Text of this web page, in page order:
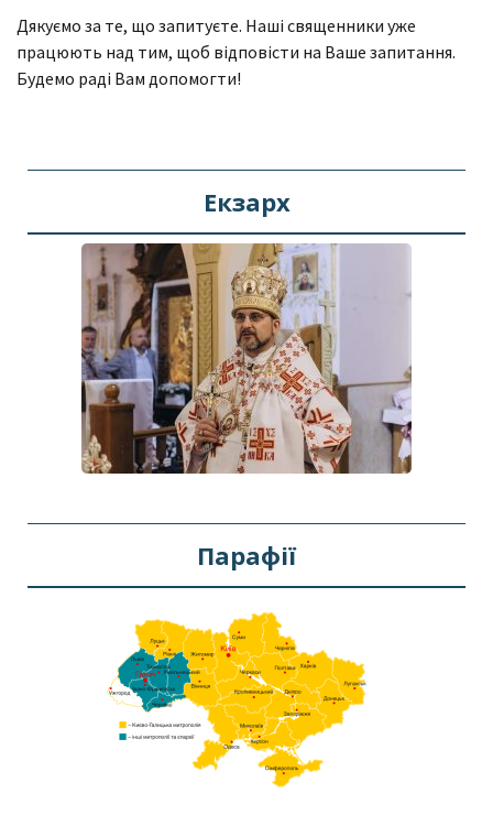
н
н
я
і
Дякуємо за те, що запитуєте. Наші священники уже
працюють над тим, щоб відповісти на Ваше запитання.
Будемо раді Вам допомогти!
Екзарх
Парафії